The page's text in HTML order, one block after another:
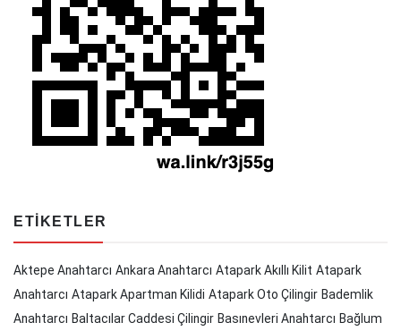
ETIKETLER
Aktepe Anahtarcı Ankara Anahtarcı Atapark Akıllı Kilit Atapark
Anahtarcı Atapark Apartman Kilidi Atapark Oto Çilingir Bademlik
Anahtarcı Baltacılar Caddesi Çilingir Basınevleri Anahtarcı Bağlum